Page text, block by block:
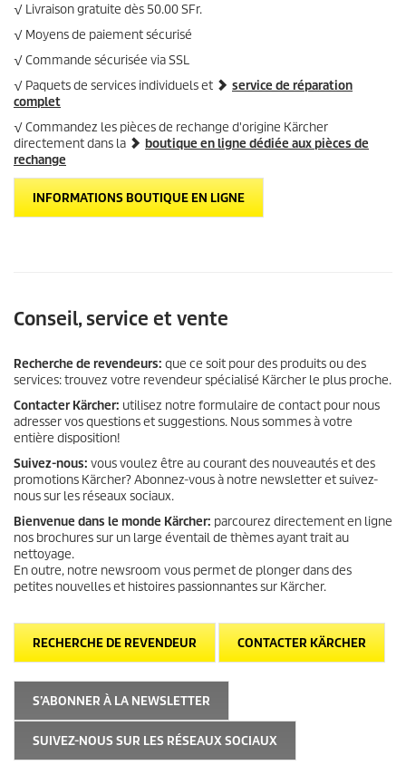
√ Livraison gratuite dès 50.00 SFr.
√ Moyens de paiement sécurisé
√ Commande sécurisée via SSL
√ Paquets de services individuels et
service de réparation
complet
√ Commandez les pièces de rechange d'origine Kärcher
directement dans la
boutique en ligne dédiée aux pièces de
rechange
INFORMATIONS BOUTIQUE EN LIGNE
Conseil, service et vente
Recherche de revendeurs: que ce soit pour des produits ou des
services: trouvez votre revendeur spécialisé Kärcher le plus proche.
Contacter Kärcher: utilisez notre formulaire de contact pour nous
adresser vos questions et suggestions. Nous sommes à votre
entière disposition!
Suivez-nous: vous voulez être au courant des nouveautés et des
promotions Kärcher? Abonnez-vous à notre newsletter et suivez-
nous sur les réseaux sociaux.
Bienvenue dans le monde Kärcher: parcourez directement en ligne
nos brochures sur un large éventail de thèmes ayant trait au
nettoyage.
En outre, notre newsroom vous permet de plonger dans des
petites nouvelles et histoires passionnantes sur Kärcher.
RECHERCHE DE REVENDEUR CONTACTER KÄRCHER
S’ABONNER À LA NEWSLETTER
SUIVEZ-NOUS SUR LES RÉSEAUX SOCIAUX